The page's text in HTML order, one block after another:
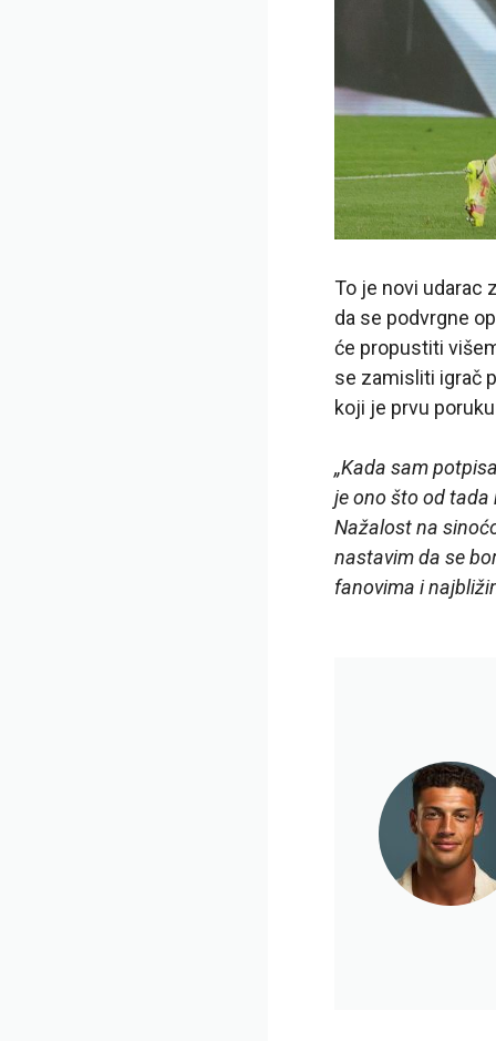
To je novi udarac
da se podvrgne
će propustiti
se zamisliti igrač
koji je prvu
„Kada sam
je ono što od tada
Nažalost na
nastavim da se
fanovima i